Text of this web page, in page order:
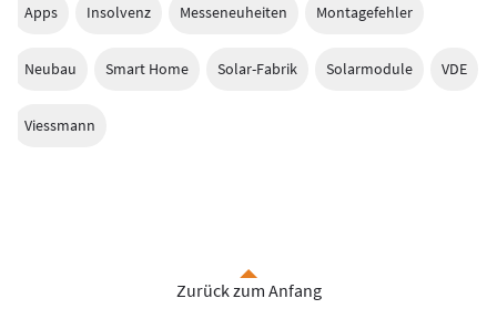
Apps Insolvenz Messeneuheiten Montagefehler
Neubau Smart Home Solar-Fabrik Solarmodule VDE
Viessmann
Zurück zum Anfang